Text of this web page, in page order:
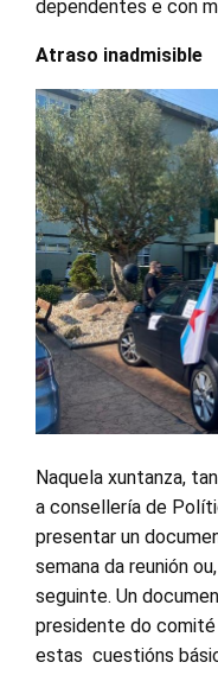
dependentes e con
Atraso inadmisible
Naquela xuntanza,
a consellería de
presentar un
semana da reunión
seguinte. Un
presidente do
estas cuestións